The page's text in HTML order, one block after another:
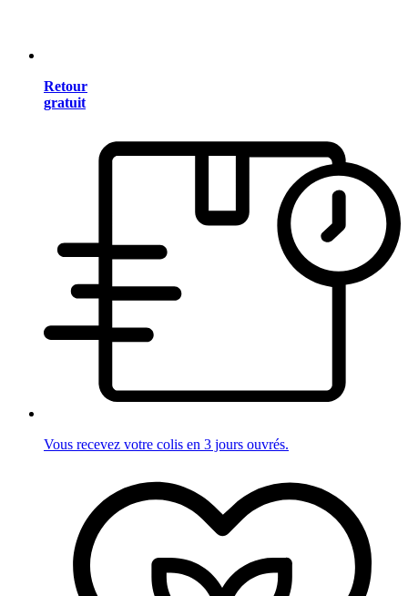
Retour
gratuit
Vous recevez votre colis en 3 jours ouvrés.